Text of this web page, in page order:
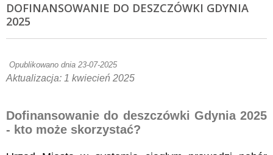
DOFINANSOWANIE DO DESZCZÓWKI GDYNIA
2025
Opublikowano dnia 23-07-2025
Aktualizacja: 1 kwiecień 2025
Dofinansowanie do deszczówki Gdynia 2025
- kto może skorzystać?